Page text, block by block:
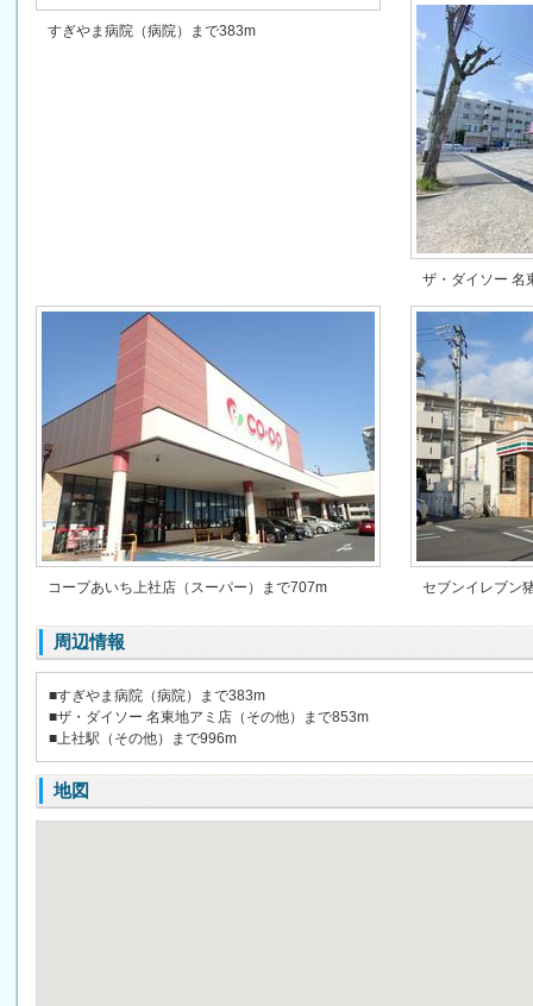
すぎやま病院（病院）まで383m
ザ・ダイソー 名
コープあいち上社店（スーパー）まで707m セブンイレブン
周辺情報
■すぎやま病院（病院）まで383m
■ザ・ダイソー 名東地アミ店（その他）まで853m
■上社駅（その他）まで996m
地図